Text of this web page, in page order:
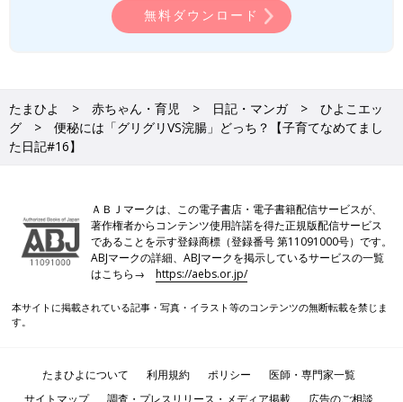
無料ダウンロード
たまひよ 赤ちゃん・育児 日記・マンガ
ひよこエッ
グ
便秘には「グリグリVS浣腸」どっち？【子育てなめてまし
た日記#16】
ＡＢＪマークは、この電子書店・電子書籍配信サービスが、
著作権者からコンテンツ使用許諾を得た正規版配信サービス
であることを示す登録商標（登録番号 第11091000号）です。
ABJマークの詳細、ABJマークを掲示しているサービスの一覧
はこちら→https://aebs.or.jp/
本サイトに掲載されている記事・写真・イラスト等のコンテンツの無断転載を禁じま
す。
たまひよについて 利用規約 ポリシー
医師・専門家一覧